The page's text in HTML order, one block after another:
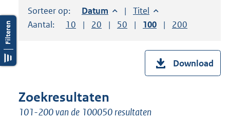
Sorteer op: Sorteer op:
Datum aflopendSorteer op:
Titel oplopend
Aantal:
Toon
10 resultaten per pagina
Toon
20 resultaten per pagina
Toon
50 resultaten per pagina
Toon
100 resultaten per
Toon
200
Download
Zoekresultaten
101-200 van de 100050 resultaten